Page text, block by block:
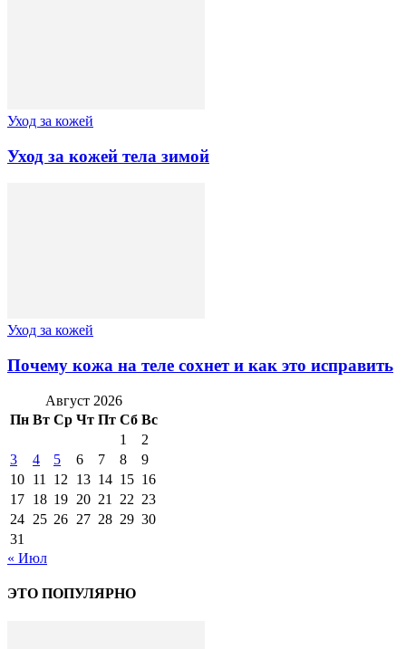
Уход за кожей
Уход за кожей тела зимой
Уход за кожей
Почему кожа на теле сохнет и как это исправить
Август 2026
Пн Вт Ср Чт Пт Сб Вс
1
2
3
4 5 6 7 8
9
10 11 12 13 14 15 16
17 18 19 20 21 22 23
24 25 26 27 28 29 30
31
« Июл
ЭТО ПОПУЛЯРНО